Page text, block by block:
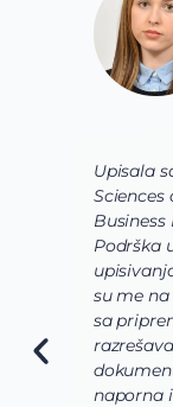
Upisala
Podrška
su me
sa
naporna